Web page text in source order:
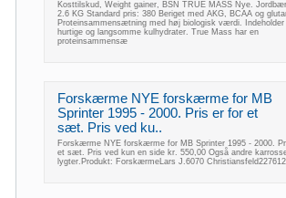
Kosttilskud, Weight gainer, BSN TRUE MASS Nye.
2.6 KG Standard pris: 380 Beriget med AKG, BCAA og
Proteinsammensætning med høj biologisk værdi. Indeholder
hurtige og langsomme kulhydrater. True Mass har en
proteinsammensæ
Forskærme NYE forskærme for MB
Sprinter 1995 - 2000. Pris er for et
sæt. Pris ved ku..
Forskærme NYE forskærme for MB Sprinter 1995 - 2000.
et sæt. Pris ved kun en side kr. 550,00 Også andre
lygter.Produkt: ForskærmeLars J.6070